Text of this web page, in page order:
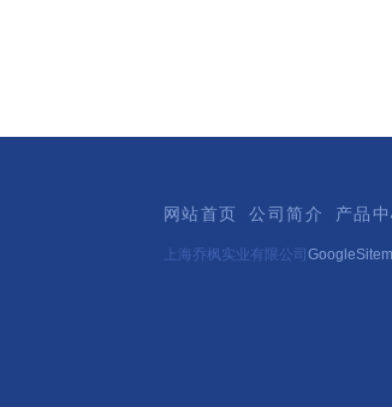
网站首页 公司简介 产品
上海乔枫实业有限公司